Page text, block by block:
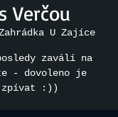
Verčou
U Zajíce
zaválí na
- dovoleno je
:))